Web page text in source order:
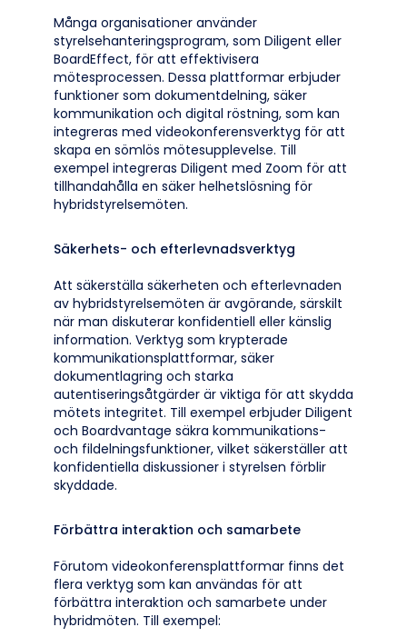
Många organisationer använder
styrelsehanteringsprogram, som Diligent eller
BoardEffect, för att effektivisera
mötesprocessen. Dessa plattformar erbjuder
funktioner som dokumentdelning, säker
kommunikation och digital röstning, som kan
integreras med videokonferensverktyg för att
skapa en sömlös mötesupplevelse. Till
exempel integreras Diligent med Zoom för att
tillhandahålla en säker helhetslösning för
hybridstyrelsemöten.
Säkerhets- och efterlevnadsverktyg
Att säkerställa säkerheten och efterlevnaden
av hybridstyrelsemöten är avgörande, särskilt
när man diskuterar konfidentiell eller känslig
information. Verktyg som krypterade
kommunikationsplattformar, säker
dokumentlagring och starka
autentiseringsåtgärder är viktiga för att skydda
mötets integritet. Till exempel erbjuder Diligent
och Boardvantage säkra kommunikations-
och fildelningsfunktioner, vilket säkerställer att
konfidentiella diskussioner i styrelsen förblir
skyddade.
Förbättra interaktion och samarbete
Förutom videokonferensplattformar finns det
flera verktyg som kan användas för att
förbättra interaktion och samarbete under
hybridmöten. Till exempel: